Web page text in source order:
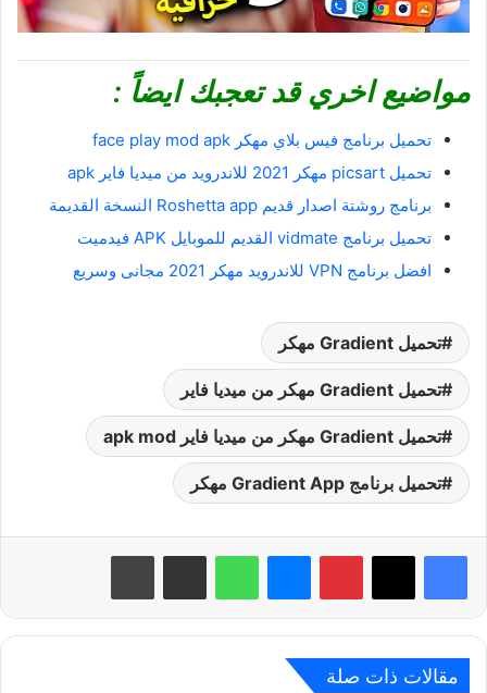
مواضيع اخري قد تعجبك ايضاً :
تحميل برنامج فيس بلاي مهكر face play mod apk
تحميل picsart مهكر 2021 للاندرويد من ميديا فاير apk
برنامج روشتة اصدار قديم Roshetta app النسخة القديمة
تحميل برنامج vidmate القديم للموبايل APK فيدميت
افضل برنامج VPN للاندرويد مهكر 2021 مجانى وسريع
تحميل Gradient مهكر
تحميل Gradient مهكر من ميديا فاير
تحميل Gradient مهكر من ميديا فاير apk mod
تحميل برنامج Gradient App مهكر
بينتيريست واتساب
مقالات ذات صلة